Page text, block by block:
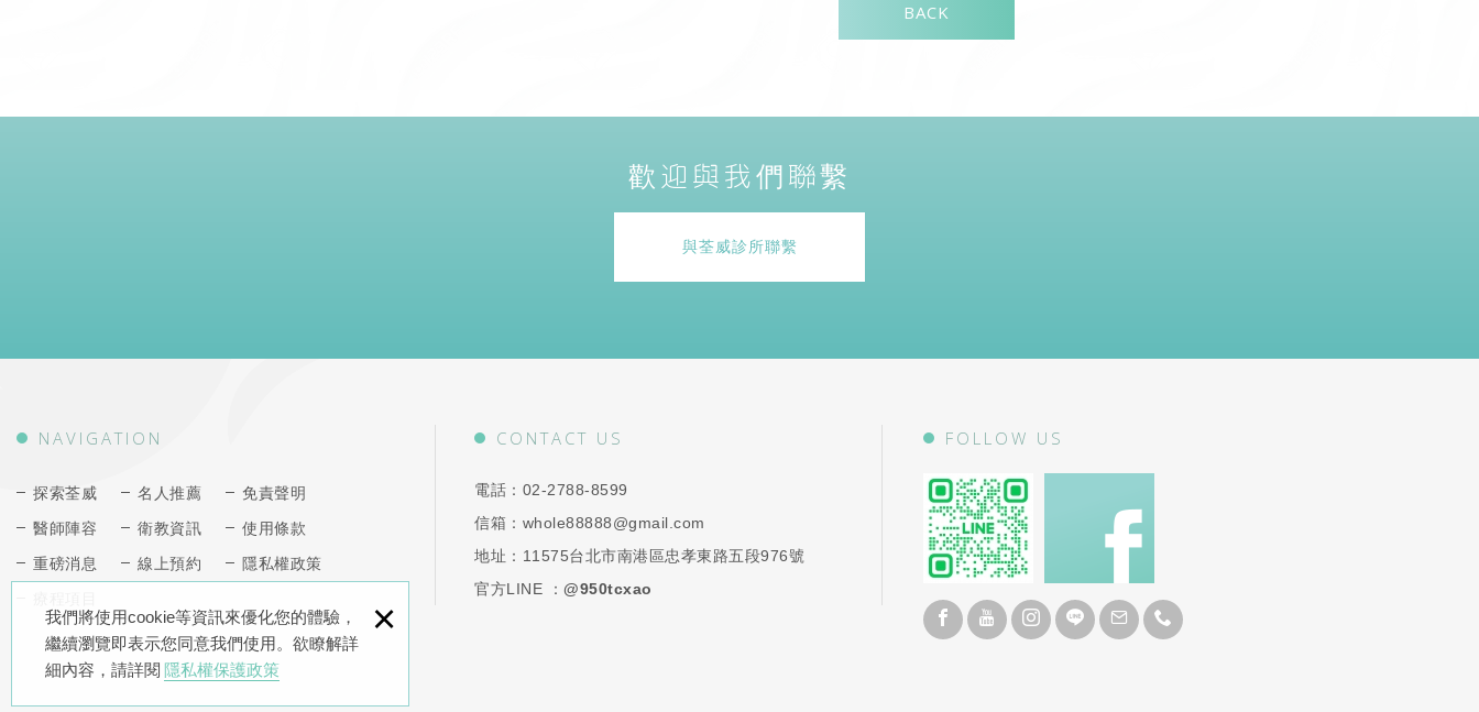
我們將使用cookie等資訊來優化您的體驗，
繼續瀏覽即表示您同意我們使用。欲瞭解詳
細內容，請詳閱 隱私權保護政策
×
BACK
歡迎與我們聯繫
與荃威診所聯繫
NAVIGATION
探索荃威
醫師陣容
重磅消息
名人推薦
衛教資訊
線上預約
免責聲明
使用條款
隱私權政策
CONTACT US
電話： 02-2788-8599
信箱： whole88888@gmail.com
地址： 11575台北市南港區忠孝東路五段976號
官方LINE ：@950tcxao
FOLLOW US